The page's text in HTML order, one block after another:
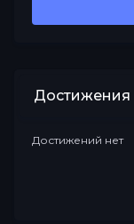
Достижения
Достижений нет